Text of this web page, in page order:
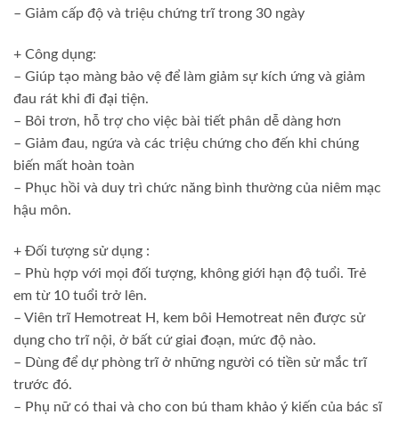
– Giảm cấp độ và triệu chứng trĩ trong 30 ngày
+ Công dụng:
– Giúp tạo màng bảo vệ để làm giảm sự kích ứng và giảm
đau rát khi đi đại tiện.
– Bôi trơn, hỗ trợ cho việc bài tiết phân dễ dàng hơn
– Giảm đau, ngứa và các triệu chứng cho đến khi chúng
biến mất hoàn toàn
– Phục hồi và duy trì chức năng bình thường của niêm mạc
hậu môn.
+ Đối tượng sử dụng :
– Phù hợp với mọi đối tượng, không giới hạn độ tuổi. Trẻ
em từ 10 tuổi trở lên.
– Viên trĩ Hemotreat H, kem bôi Hemotreat nên được sử
dụng cho trĩ nội, ở bất cứ giai đoạn, mức độ nào.
– Dùng để dự phòng trĩ ở những người có tiền sử mắc trĩ
trước đó.
– Phụ nữ có thai và cho con bú tham khảo ý kiến của bác sĩ